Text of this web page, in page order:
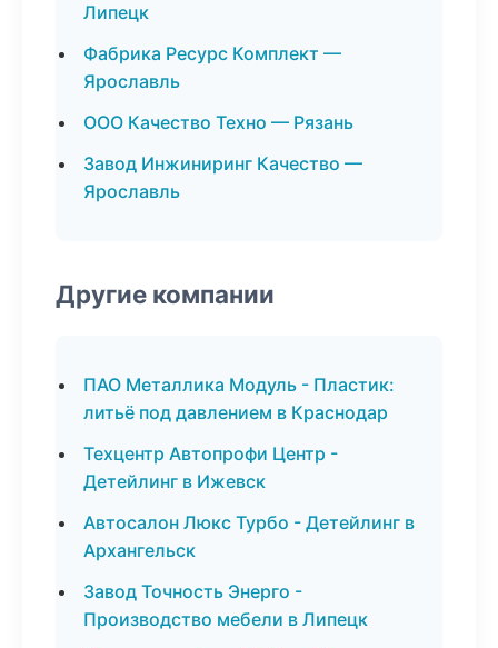
Липецк
Фабрика Ресурс Комплект —
Ярославль
ООО Качество Техно — Рязань
Завод Инжиниринг Качество —
Ярославль
Другие компании
ПАО Металлика Модуль - Пластик:
литьё под давлением в Краснодар
Техцентр Автопрофи Центр -
Детейлинг в Ижевск
Автосалон Люкс Турбо - Детейлинг в
Архангельск
Завод Точность Энерго -
Производство мебели в Липецк